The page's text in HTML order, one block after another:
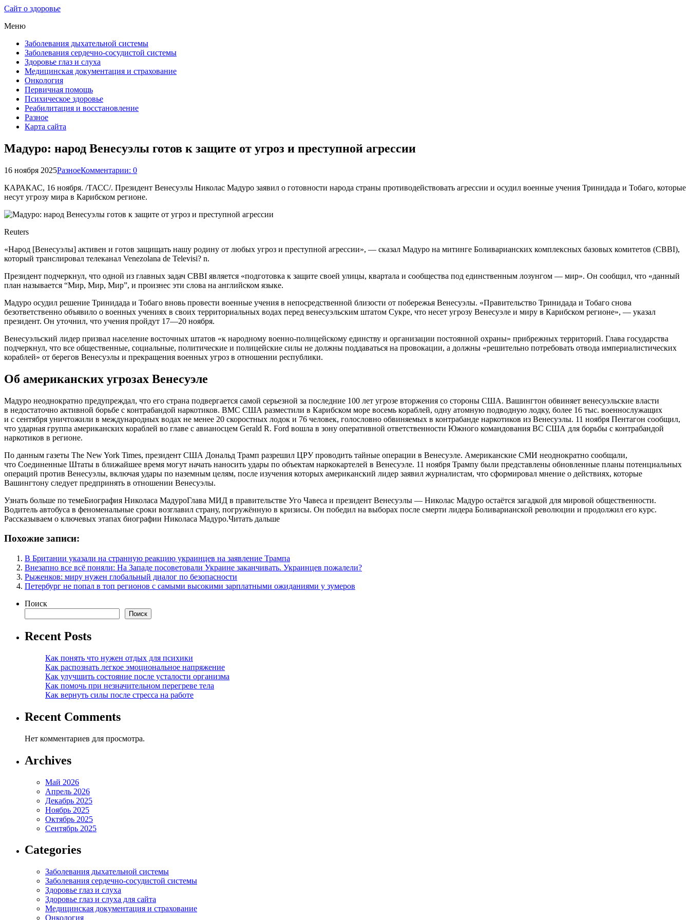
Сайт о здоровье
Меню
Заболевания дыхательной системы
Заболевания сердечно-сосудистой системы
Здоровье глаз и слуха
Медицинская документация и страхование
Онкология
Первичная помощь
Психическое здоровье
Реабилитация и восстановление
Разное
Карта сайта
Мадуро: народ Венесуэлы готов к защите от угроз и преступной агрессии
16 ноября 2025РазноеКомментарии: 0
КАРАКАС, 16 ноября. /ТАСС/. Президент Венесуэлы Николас Мадуро заявил о готовности народа страны противодействовать агрессии и осудил военные учения Тринидада и Тобаго, которые
несут угрозу мира в Карибском регионе.
Reuters
«Народ [Венесуэлы] активен и готов защищать нашу родину от любых угроз и преступной агрессии», — сказал Мадуро на митинге Боливарианских комплексных базовых комитетов (CBBI),
который транслировал телеканал Venezolana de Televisi? n.
Президент подчеркнул, что одной из главных задач CBBI является «подготовка к защите своей улицы, квартала и сообщества под единственным лозунгом — мир». Он сообщил, что «данный
план называется “Мир, Мир, Мир”, и произнес эти слова на английском языке.
Мадуро осудил решение Тринидада и Тобаго вновь провести военные учения в непосредственной близости от побережья Венесуэлы. «Правительство Тринидада и Тобаго снова
безответственно объявило о военных учениях в своих территориальных водах перед венесуэльским штатом Сукре, что несет угрозу Венесуэле и миру в Карибском регионе», — указал
президент. Он уточнил, что учения пройдут 17—20 ноября.
Венесуэльский лидер призвал население восточных штатов «к народному военно-полицейскому единству и организации постоянной охраны» прибрежных территорий. Глава государства
подчеркнул, что все общественные, социальные, политические и полицейские силы не должны поддаваться на провокации, а должны «решительно потребовать отвода империалистических
кораблей» от берегов Венесуэлы и прекращения военных угроз в отношении республики.
Об американских угрозах Венесуэле
Мадуро неоднократно предупреждал, что его страна подвергается самой серьезной за последние 100 лет угрозе вторжения со стороны США. Вашингтон обвиняет венесуэльские власти
в недостаточно активной борьбе с контрабандой наркотиков. ВМС США разместили в Карибском море восемь кораблей, одну атомную подводную лодку, более 16 тыс. военнослужащих
и с сентября уничтожили в международных водах не менее 20 скоростных лодок и 76 человек, голословно обвиняемых в контрабанде наркотиков из Венесуэлы. 11 ноября Пентагон сообщил,
что ударная группа американских кораблей во главе с авианосцем Gerald R. Ford вошла в зону оперативной ответственности Южного командования ВС США для борьбы с контрабандой
наркотиков в регионе.
По данным газеты The New York Times, президент США Дональд Трамп разрешил ЦРУ проводить тайные операции в Венесуэле. Американские СМИ неоднократно сообщали,
что Соединенные Штаты в ближайшее время могут начать наносить удары по объектам наркокартелей в Венесуэле. 11 ноября Трампу были представлены обновленные планы потенциальных
операций против Венесуэлы, включая удары по наземным целям, после изучения которых американский лидер заявил журналистам, что сформировал мнение о действиях, которые
Вашингтону следует предпринять в отношении Венесуэлы.
Узнать больше по темеБиография Николаса МадуроГлава МИД в правительстве Уго Чавеса и президент Венесуэлы — Николас Мадуро остаётся загадкой для мировой общественности.
Водитель автобуса в феноменальные сроки возглавил страну, погружённую в кризисы. Он победил на выборах после смерти лидера Боливарианской революции и продолжил его курс.
Рассказываем о ключевых этапах биографии Николаса Мадуро.Читать дальше
Похожие записи:
В Британии указали на странную реакцию украинцев на заявление Трампа
Внезапно все всё поняли: На Западе посоветовали Украине заканчивать. Украинцев пожалели?
Рыженков: миру нужен глобальный диалог по безопасности
Петербург не попал в топ регионов с самыми высокими зарплатными ожиданиями у зумеров
Поиск
Поиск
Recent Posts
Как понять что нужен отдых для психики
Как распознать легкое эмоциональное напряжение
Как улучшить состояние после усталости организма
Как помочь при незначительном перегреве тела
Как вернуть силы после стресса на работе
Recent Comments
Нет комментариев для просмотра.
Archives
Май 2026
Апрель 2026
Декабрь 2025
Ноябрь 2025
Октябрь 2025
Сентябрь 2025
Categories
Заболевания дыхательной системы
Заболевания сердечно-сосудистой системы
Здоровье глаз и слуха
Здоровье глаз и слуха для сайта
Медицинская документация и страхование
Онкология